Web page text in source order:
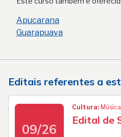
Apucarana
Guarapuava
Editais referentes a
09/26
Cultura: Música
Edital de